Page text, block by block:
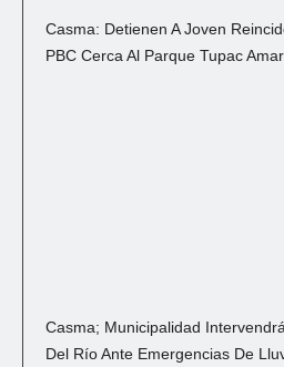
Casma: Detienen A Joven
PBC Cerca Al Parque Tupac
Casma; Municipalidad
Del Río Ante Emergencias De